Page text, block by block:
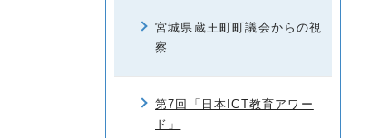
宮城県蔵王町町議会からの視
察
第7回「日本ICT教育アワー
ド」